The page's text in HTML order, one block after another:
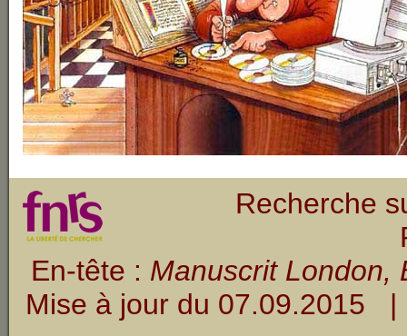
Recherche
En-tête : Manuscrit London,
Mise à jour du 07.09.2015 |